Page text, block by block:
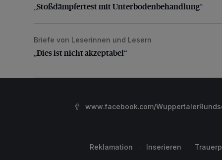
„Stoßdämpfertest mit Unterbodenbehandlung“
„Dies ist nicht akzeptabel“
Briefe von Leserinnen und Lesern
„Dies ist nicht akzeptabel“
www.facebook.com/
Reklamation Inserieren